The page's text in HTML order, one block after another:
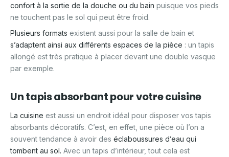
confort à la sortie de la douche ou du bain puisque vos pieds
ne touchent pas le sol qui peut être froid.
Plusieurs formats existent aussi pour la salle de bain et
s’adaptent ainsi aux différents espaces de la pièce : un tapis
allongé est très pratique à placer devant une double vasque
par exemple.
Un tapis absorbant pour votre cuisine
La cuisine est aussi un endroit idéal pour disposer vos tapis
absorbants décoratifs. C’est, en effet, une pièce où l’on a
souvent tendance à avoir des éclaboussures d’eau qui
tombent au sol. Avec un tapis d’intérieur, tout cela est